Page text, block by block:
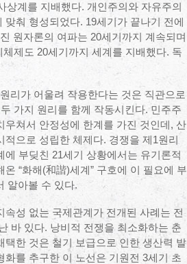
상계를 지배했다. 개인주의와 자유주의
춰 형성되었다. 19세기가 끝나기 전에
원자론의 여파는 20세기까지 계속되며
제도 20세기까지 세계를 지배했다. 독
리가 어울려 작용한다는 것은 직관으로
가지 원리를 함께 작동시킨다. 민주주
쳐서 안정성에 한계를 가진 것인데, 산
으로 성립한 체제다. 경쟁을 제1원리
부딪친 21세기 상황에서는 유기론적
“화해(和諧)세계” 구호에 이 필요에 부
알아볼 수 있다.
성 없는 국제관계가 전개된 사례는 전
바 있다. 낭비적 전쟁을 최소화하는 춘
한 것은 철기 보급으로 인한 생산력 발
를 추구한 이 노선은 기원전 3세기 초